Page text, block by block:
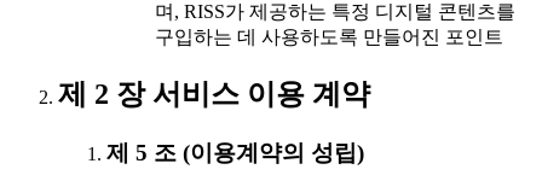
며, RISS가 제공하는 특정 디지털 콘텐츠를
구입하는 데 사용하도록 만들어진 포인트
제 2 장 서비스 이용 계약
제 5 조 (이용계약의 성립)